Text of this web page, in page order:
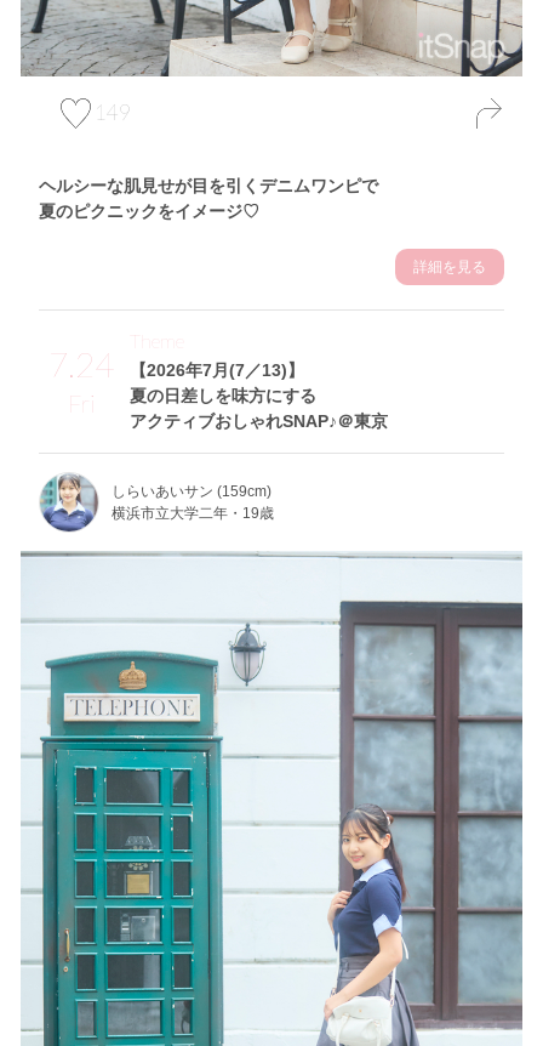
149
ヘルシーな肌見せが目を引くデニムワンピで
夏のピクニックをイメージ♡
詳細を見る
7.24
Fri
【2026年7月(7／13)】
夏の日差しを味方にする
アクティブおしゃれSNAP♪＠東京
Theme
しらいあいサン (159cm)
横浜市立大学二年・19歳